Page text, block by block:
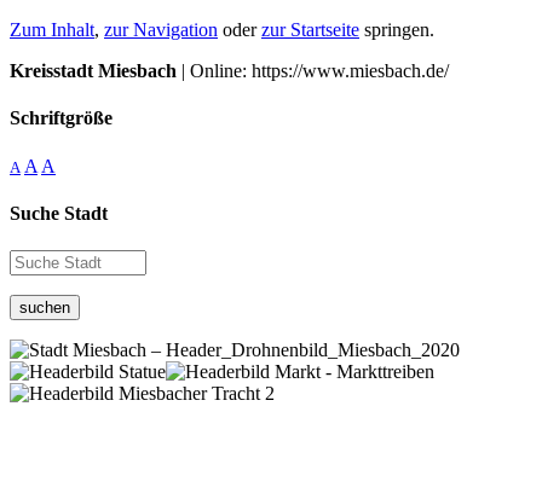
Zum Inhalt, zur Navigation oderzur Startseite springen.
Kreisstadt Miesbach | Online: https://www.miesbach.de/
Schriftgröße
A A A
Suche Stadt
suchen